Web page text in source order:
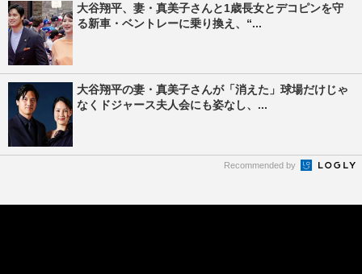
大谷翔平、妻・真美子さんと1歳長女とデコピンを守
る新車・ベントレーに乗り換え、“...
大谷翔平の妻・真美子さんが「消えた」球場だけじゃ
なくドジャース夫人会にも姿なし、...
Recommended by